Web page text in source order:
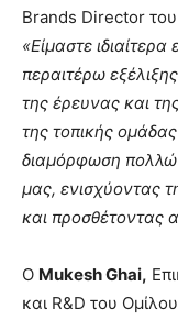
Brands Director
«Είμαστε ιδιαίτερα
περαιτέρω
της έρευνας και
της τοπικής
διαμόρφωση
μας, ενισχύοντας
και προσθέτοντας
Ο MukeshGhai,
και R&D του